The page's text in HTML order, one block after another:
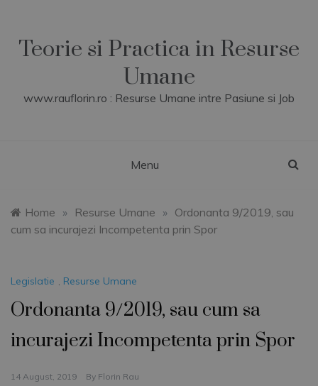
contentTeorie si Practica in Resurse
Umane
www.rauflorin.ro : Resurse Umane intre Pasiune si Job
Menu
Home » Resurse Umane » Ordonanta 9/2019, sau
cum sa incurajezi Incompetenta prin Spor
Legislatie , Resurse Umane
Ordonanta 9/2019, sau cum sa
incurajezi Incompetenta prin Spor
14 August, 2019 By Florin Rau